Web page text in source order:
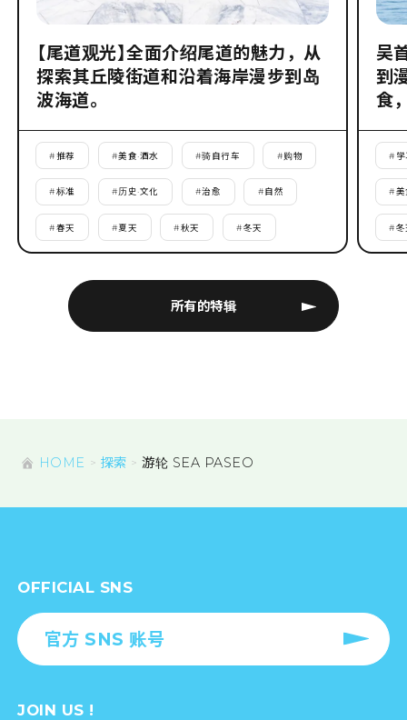
所有的特辑
【尾道观光】全面介绍尾道的魅力，从
探索其丘陵街道和沿着海岸漫步到岛
波海道。
#推荐 #美食·酒水 #骑自行车 #购物
#标准 #历史·文化 #治愈 #自然
#春天 #夏天 #秋天 #冬天
吴
到
食
# 学
#美
#冬
HOME 探索 游轮 SEA PASEO
OFFICIAL SNS
官方 SNS 账号
JOIN US !